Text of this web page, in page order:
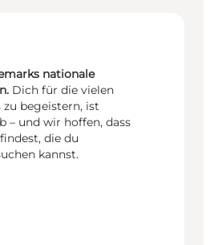
nationale
Dich für die vielen
begeistern, ist
– und wir hoffen, dass
die du
kannst.